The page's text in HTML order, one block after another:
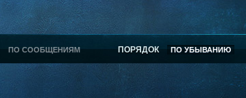
ПО СООБЩЕНИЯМ ПОРЯДОК ПО УБЫВАНИЮ